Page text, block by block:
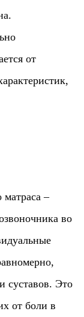
от
матраса –
во
суставов. Это
от боли в